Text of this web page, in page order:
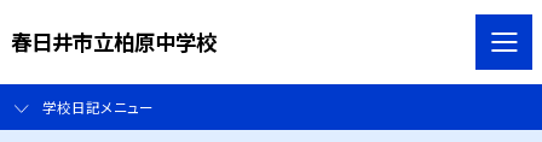
春日井市立柏原中学校
学校日記メニュー